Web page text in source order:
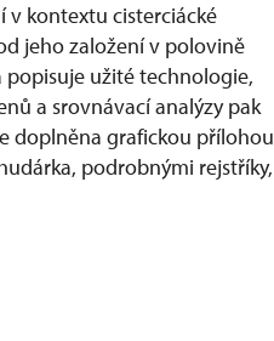
v kontextu cisterciácké
jeho založení v polovině
popisuje užité technologie,
a srovnávací analýzy pak
doplněna grafickou přílohou
podrobnými rejstříky,